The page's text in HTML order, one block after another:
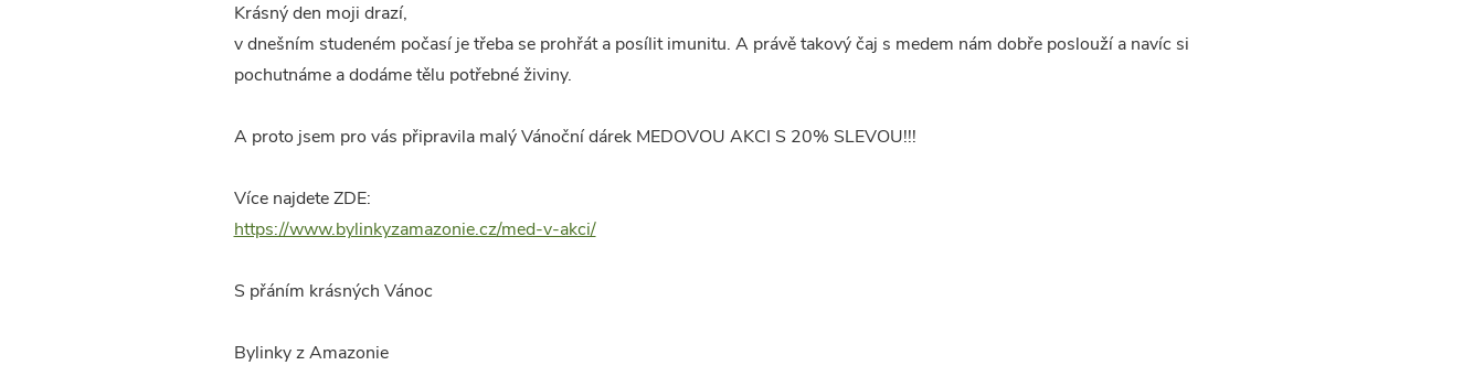
Krásný den moji drazí,
v dnešním studeném počasí je třeba se prohřát a posílit imunitu. A právě takový čaj s medem nám dobře poslouží a navíc si
pochutnáme a dodáme tělu potřebné živiny.
A proto jsem pro vás připravila malý Vánoční dárek MEDOVOU AKCI S 20% SLEVOU!!!
Více najdete ZDE:
https://www.bylinkyzamazonie.cz/med-v-akci/
S přáním krásných Vánoc
Bylinky z Amazonie